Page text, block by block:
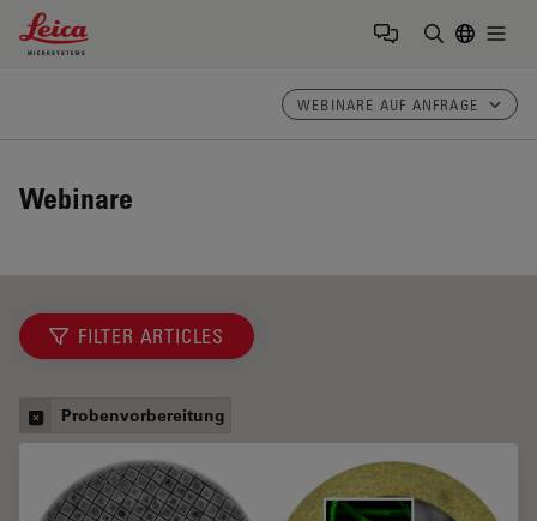
Leica Microsystems Logo
WEBINARE AUF ANFRAGE
Webinare
FILTER ARTICLES
Probenvorbereitung